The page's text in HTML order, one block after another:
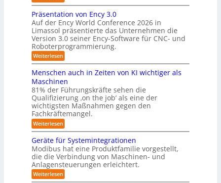
m
e
r
a
s
y
s
t
e
m
f
ü
r
R
o
b
o
t
i
m
f
ü
r
R
e
i
r
ä
u
m
e
b
i
s
I
S
O
-
g
s
v
e
r
g
l
e
i
c
h
v
o
n
m
i
l
i
t
ä
r
i
s
c
h
e
Z
w
e
i
-
S
t
a
t
i
o
n
e
n
-
S
c
h
w
i
ß
c
o
b
o
Präsentation von Ency 3.0
Auf der Ency World Conference 2026 in
Limassol präsentierte das Unternehmen die
Version 3.0 seiner Ency-Software für CNC- und
Roboterprogrammierung.
Weiterlesen:
P
ä
s
e
n
t
a
t
i
o
n
v
o
n
E
n
c
Menschen auch in Zeiten von KI wichtiger als
Maschinen
81% der Führungskräfte sehen die
Qualifizierung ‚on the job‘ als eine der
wichtigsten Maßnahmen gegen den
Fachkräftemangel.
Weiterlesen:
M
n
s
c
h
e
n
Geräte für Systemintegrationen
Modibus hat eine Produktfamilie vorgestellt,
die die Verbindung von Maschinen- und
Anlagensteuerungen erleichtert.
Weiterlesen:
G